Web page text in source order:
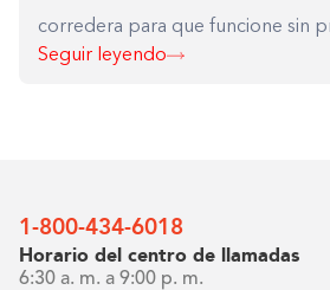
corredera para que funcione sin
Seguir leyendo
1-800-434-6018
Horario del centro de llamadas
6:30 a. m. a 9:00 p. m.